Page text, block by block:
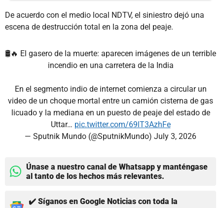
De acuerdo con el medio local NDTV, el siniestro dejó una
escena de destrucción total en la zona del peaje.
🛢🔥 El gasero de la muerte: aparecen imágenes de un terrible
incendio en una carretera de la India
En el segmento indio de internet comienza a circular un
video de un choque mortal entre un camión cisterna de gas
licuado y la mediana en un puesto de peaje del estado de
Uttar… pic.twitter.com/69lT3AzhFe
— Sputnik Mundo (@SputnikMundo) July 3, 2026
Únase a nuestro canal de Whatsapp y manténgase
al tanto de los hechos más relevantes.
✔️ Síganos en Google Noticias con toda la